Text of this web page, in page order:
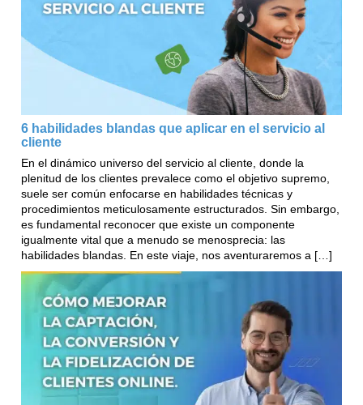
6 habilidades blandas que aplicar en el servicio al
cliente
En el dinámico universo del servicio al cliente, donde la
plenitud de los clientes prevalece como el objetivo supremo,
suele ser común enfocarse en habilidades técnicas y
procedimientos meticulosamente estructurados. Sin embargo,
es fundamental reconocer que existe un componente
igualmente vital que a menudo se menosprecia: las
habilidades blandas. En este viaje, nos aventuraremos a […]